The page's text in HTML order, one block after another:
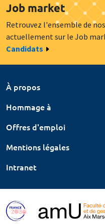
Job market
Retrouvez l'ensemble de
actuellement sur le Job
Candidats
À propos
Hommage à
Offres d'emploi
Mentions légales
Intranet